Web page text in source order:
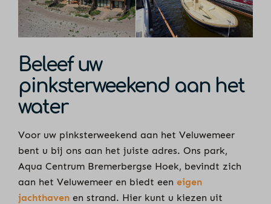
Beleef uw
pinksterweekend aan het
water
Voor uw pinksterweekend aan het Veluwemeer
bent u bij ons aan het juiste adres. Ons park,
Aqua Centrum Bremerbergse Hoek, bevindt zich
aan het Veluwemeer en biedt eeneigen
jachthaven en strand. Hier kunt u kiezen uit